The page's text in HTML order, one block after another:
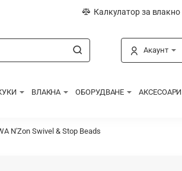
Калкулатор за влакно
Акаунт
ВЛАКНА ОБОРУДВАНЕ АКСЕСОАРИ
N'Zon Swivel & Stop Beads